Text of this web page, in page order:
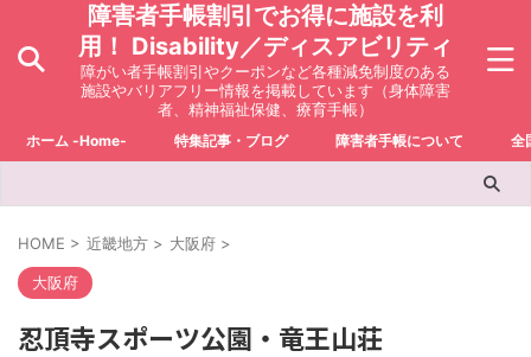
障害者手帳割引でお得に施設を利
用！ Disability／ディスアビリティ
障がい者手帳割引やクーポンなど各種減免制度のある
施設やバリアフリー情報を掲載しています（身体障害
者、精神福祉保健、療育手帳）
ホーム -Home- 特集記事・ブログ 障害者手帳について 全
HOME > 近畿地方 > 大阪府 >
大阪府
忍頂寺スポーツ公園・竜王山荘